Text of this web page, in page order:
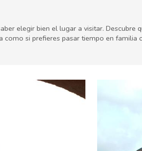
elegir bien el lugar a visitar. Descubre
si prefieres pasar tiempo en familia